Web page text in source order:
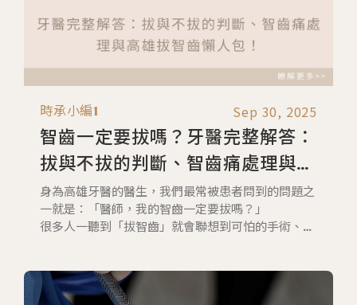
時承小編1 Sep 30, 2025
智齒一定要拔嗎？牙醫完整解答：
拔與不拔的判斷、智齒痛處理與高
雄拔智齒懶人包
身為高雄牙醫的醫生，我們最常被患者問到的問題之
一就是：「醫師，我的智齒一定要拔嗎？」
很多人一聽到「拔智齒」就會聯想到可怕的手術、腫
不影響清潔，甚至可以和平共存；但也有不少智齒因
為長歪、阻生或反覆發炎，成為口腔健康的隱形炸